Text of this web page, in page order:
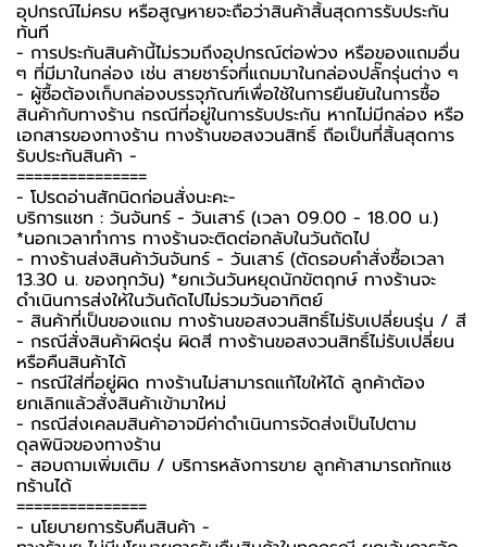
อุปกรณ์ไม่ครบ หรือสูญหายจะถือว่าสินค้าสิ้นสุดการรับประกัน
ทันที
- การประกันสินค้านี้ไม่รวมถึงอุปกรณ์ต่อพ่วง หรือของแถมอื่น
ๆ ที่มีมาในกล่อง เช่น สายชาร์จที่แถมมาในกล่องปลั๊กรุ่นต่าง ๆ
-️ ผู้ซื้อต้องเก็บกล่องบรรจุภัณฑ์เพื่อใช้ในการยืนยันในการซื้อ
สินค้ากับทางร้าน กรณีที่อยู่ในการรับประกัน หากไม่มีกล่อง หรือ
เอกสารของทางร้าน ทางร้านขอสงวนสิทธิ์ ถือเป็นที่สิ้นสุดการ
รับประกันสินค้า -️
===============
-️ โปรดอ่านสักนิดก่อนสั่งนะคะ-️
บริการแชท : วันจันทร์ - วันเสาร์ (เวลา 09.00 - 18.00 น.)
*นอกเวลาทำการ ทางร้านจะติดต่อกลับในวันถัดไป
- ทางร้านส่งสินค้าวันจันทร์ - วันเสาร์ (ตัดรอบคำสั่งซื้อเวลา
13.30 น. ของทุกวัน) *ยกเว้นวันหยุดนักขัตฤกษ์ ทางร้านจะ
ดำเนินการส่งให้ในวันถัดไปไม่รวมวันอาทิตย์
- สินค้าที่เป็นของแถม ทางร้านขอสงวนสิทธิ์ไม่รับเปลี่ยนรุ่น / สี
- กรณีสั่งสินค้าผิดรุ่น ผิดสี ทางร้านขอสงวนสิทธิ์ไม่รับเปลี่ยน
หรือคืนสินค้าได้
- กรณีใส่ที่อยู่ผิด ทางร้านไม่สามารถแก้ไขให้ได้ ลูกค้าต้อง
ยกเลิกแล้วสั่งสินค้าเข้ามาใหม่
- กรณีส่งเคลมสินค้าอาจมีค่าดำเนินการจัดส่งเป็นไปตาม
ดุลพินิจของทางร้าน
- สอบถามเพิ่มเติม / บริการหลังการขาย ลูกค้าสามารถทักแช
ทร้านได้
===============
-️ นโยบายการรับคืนสินค้า -️